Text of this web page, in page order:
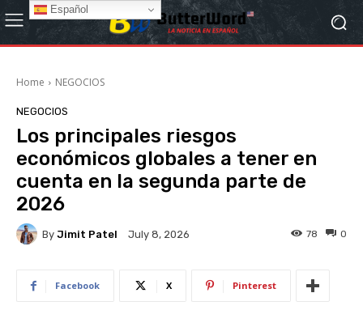
Home NEGOCIOS
NEGOCIOS
Los principales riesgos
económicos globales a tener en
cuenta en la segunda parte de
2026
By Jimit Patel July 8, 2026 0
78
Facebook X Pinterest
Español